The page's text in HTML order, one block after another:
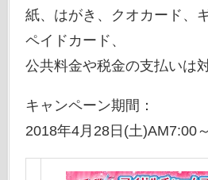
紙、はがき、クオカード、
ペイドカード、
公共料金や税金の支払いは
キャンペーン期間：
2018年4月28日(土)AM7:00